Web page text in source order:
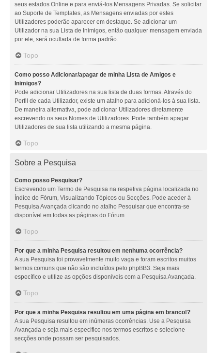
seus estados Online e para enviá-los Mensagens Privadas. Se solicitar
ao Suporte de Templates, as Mensagens enviadas por estes
Utilizadores poderão aparecer em destaque. Se adicionar um
Utilizador na sua Lista de Inimigos, então qualquer mensagem enviada
por ele, será ocultada de forma padrão.
Topo
Como posso Adicionar/apagar de minha Lista de Amigos e
Inimigos?
Pode adicionar Utilizadores na sua lista de duas formas. Através do
Perfil de cada Utilizador, existe um atalho para adicioná-los à sua lista.
De maneira alternativa, pode adicionar Utilizadores diretamente
escrevendo os seus Nomes de Utilizadores. Pode também apagar
Utilizadores de sua lista utilizando a mesma página.
Topo
Sobre a Pesquisa
Como posso Pesquisar?
Escrevendo um Termo de Pesquisa na respetiva página localizada no
Índice do Fórum, Visualizando Tópicos ou Secções. Pode aceder à
Pesquisa Avançada clicando no atalho Pesquisar que encontra-se
disponível em todas as páginas do Fórum.
Topo
Por que a minha Pesquisa resultou em nenhuma ocorrência?
A sua Pesquisa foi provavelmente muito vaga e foram escritos muitos
termos comuns que não são incluídos pelo phpBB3. Seja mais
específico e utilize as opções disponíveis com a Pesquisa Avançada.
Topo
Por que a minha Pesquisa resultou em uma página em branco!?
A sua Pesquisa resultou em inúmeras ocorrências. Use a Pesquisa
Avançada e seja mais específico nos termos escritos e selecione
secções onde possam ser pesquisados.